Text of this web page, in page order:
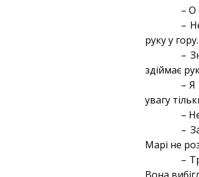
– О
–
руку у
–
здіймає
– Я
увагу
–
–
Марі не
–